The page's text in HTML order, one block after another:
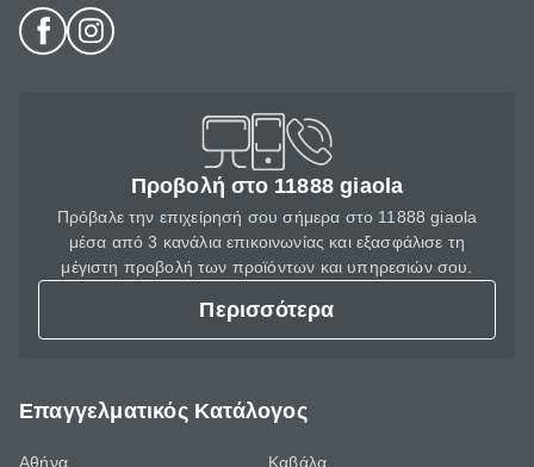
Προβολή στο 11888 giaola
Πρόβαλε την επιχείρησή σου σήμερα στο 11888 giaola
μέσα από 3 κανάλια επικοινωνίας και εξασφάλισε τη
μέγιστη προβολή των προϊόντων και υπηρεσιών σου.
Περισσότερα
Επαγγελματικός Κατάλογος
Αθήνα
Καβάλα